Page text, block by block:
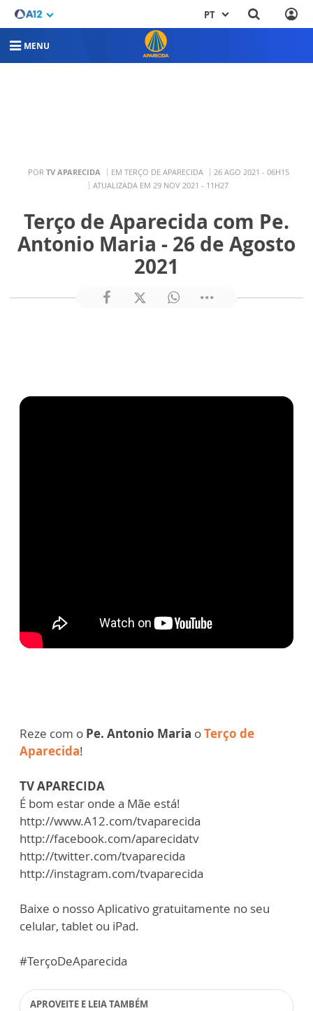
PT
MENU
POR TV APARECIDA EM TERÇO DE APARECIDA
26 AGO 2021 - 06H15
ATUALIZADA EM 29 NOV 2021 - 11H27
Terço de Aparecida com Pe.
Antonio Maria - 26 de Agosto
2021
Reze com o Pe. Antonio Maria oTerço de
Aparecida!
TV APARECIDA
É bom estar onde a Mãe está!
http://www.A12.com/tvaparecida
http://facebook.com/aparecidatv
http://twitter.com/tvaparecida
http://instagram.com/tvaparecida
Baixe o nosso Aplicativo gratuitamente no seu
celular, tablet ou iPad.
#TerçoDeAparecida
APROVEITE E LEIA TAMBÉM